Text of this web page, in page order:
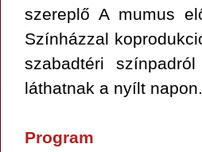
szereplő A mumus
Színházzal
szabadtéri
láthatnak a nyílt napon.
Program